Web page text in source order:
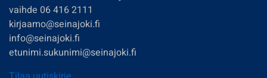
vaihde 06 416 2111
kirjaamo@seinajoki.fi
info@seinajoki.fi
etunimi.sukunimi@seinajoki.fi